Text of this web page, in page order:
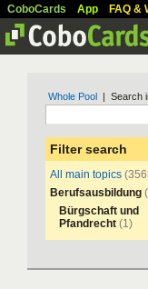
CoboCards App FAQ &
Whole Pool | Search
Filter search
All main topics
Berufsausbildung
Bürgschaft und
Pfandrecht (1)